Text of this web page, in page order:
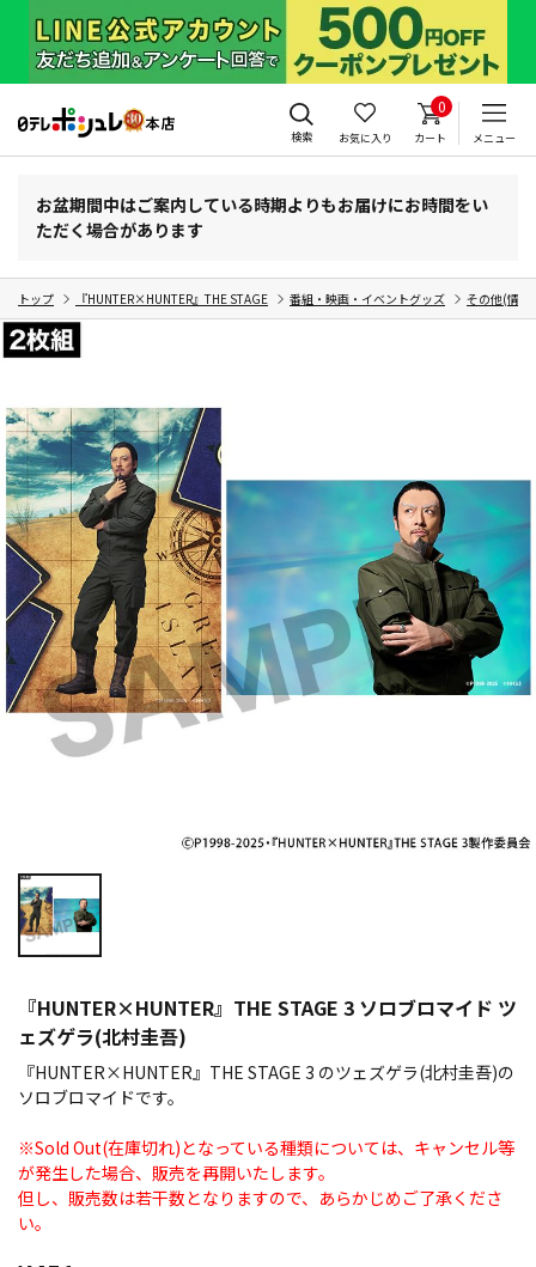
検索 お気に入り
0
カート メニュー
お盆期間中はご案内している時期よりもお届けにお時間をい
ただく場合があります
トップ 『HUNTER×HUNTER』THE STAGE 番組・映画・イベントグッズ その他(情報
『HUNTER×HUNTER』THE STAGE 3 ソロブロマイド ツ
ェズゲラ(北村圭吾)
『HUNTER×HUNTER』THE STAGE 3 のツェズゲラ(北村圭吾)の
ソロブロマイドです。
※Sold Out(在庫切れ)となっている種類については、キャンセル等
が発生した場合、販売を再開いたします。
但し、販売数は若干数となりますので、あらかじめご了承くださ
い。